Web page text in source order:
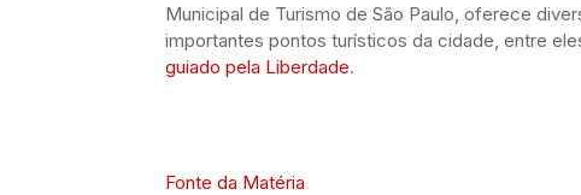
Municipal de Turismo de São Paulo, oferece
importantes pontos turísticos da cidade, entre
guiado pela Liberdade.
Fonte da Matéria